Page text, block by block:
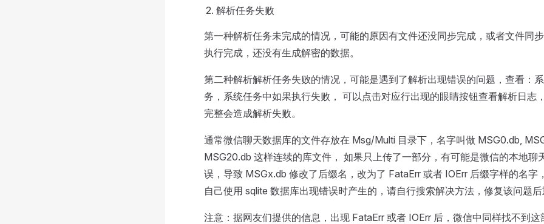
解析任务失败
第一种解析任务未完成的情况，可能的原因有文件还没同步完成，或者文件同
执行完成，还没有生成解密的数据。
第二种解析解析任务失败的情况，可能是遇到了解析出现错误的问题，查看：
务，系统任务中如果执行失败， 可以点击对应行出现的眼睛按钮查看解析日志
完整会造成解析失败。
通常微信聊天数据库的文件存放在 Msg/Multi 目录下，名字叫做 MSG0.db,
MSG20.db 这样连续的库文件， 如果只上传了一部分，有可能是微信的本地聊
误，导致 MSGx.db 修改了后缀名，改为了 FataErr 或者 IOErr 后缀字样的名字
自己使用 sqlite 数据库出现错误时产生的，请自行搜索解决方法，修复该问题
注意：据网友们提供的信息，出现 FataErr 或者 IOErr 后，微信中同样找不到